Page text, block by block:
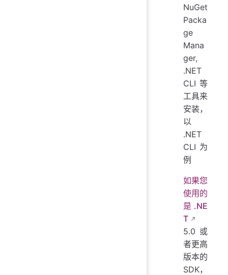
NuGet
Packa
ge
Mana
ger,
.NET
CLI等
工具来
安装，
以
.NET
CLI为
例
如果您
使用的
是.NE
T
5.0 或
者更高
版本的
SDK，